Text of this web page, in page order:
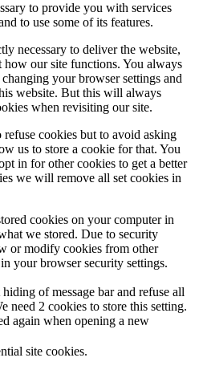
to provide you with services
to use some of its features.
necessary to deliver the website,
our site functions. You always
your browser settings and
website. But this will always
when revisiting our site.
cookies but to avoid asking
us to store a cookie for that. You
in for other cookies to get a better
we will remove all set cookies in
cookies on your computer in
we stored. Due to security
or modify cookies from other
your browser security settings.
of message bar and refuse all
need 2 cookies to store this setting.
again when opening a new
site cookies.